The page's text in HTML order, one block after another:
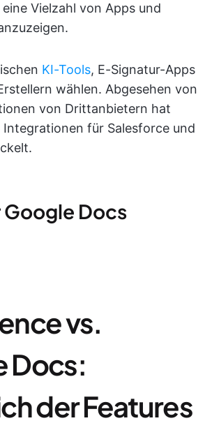
eine Vielzahl von Apps und
KI-Tools, E-Signatur-Apps
wählen. Abgesehen von
von Drittanbietern hat
Integrationen für Salesforce und
Google Docs
vs.
Docs:
der Features